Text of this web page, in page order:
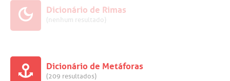
Dicionário de Rimas
(nenhum resultado)
Dicionário de Metáforas
(209 resultados)